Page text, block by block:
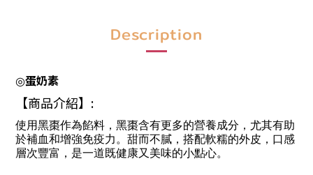
Description
◎蛋奶素
【商品介紹】:
使用黑棗作為餡料，黑棗含有更多的營養成分，尤其有助
於補血和增強免疫力。甜而不膩，搭配軟糯的外皮，口感
層次豐富，是一道既健康又美味的小點心。